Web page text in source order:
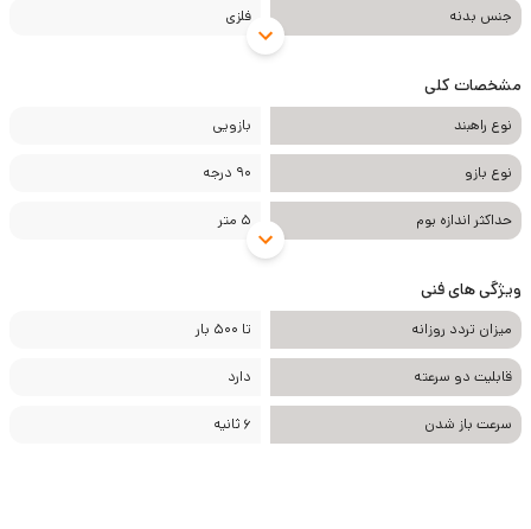
جنس بدنه فلزی
مشخصات کلی
نوع راهبند بازویی
نوع بازو 90 درجه
حداکثر اندازه بوم 5 متر
ویژگی های فنی
میزان تردد روزانه تا 500 بار
قابلیت دو سرعته دارد
سرعت باز شدن 6 ثانیه